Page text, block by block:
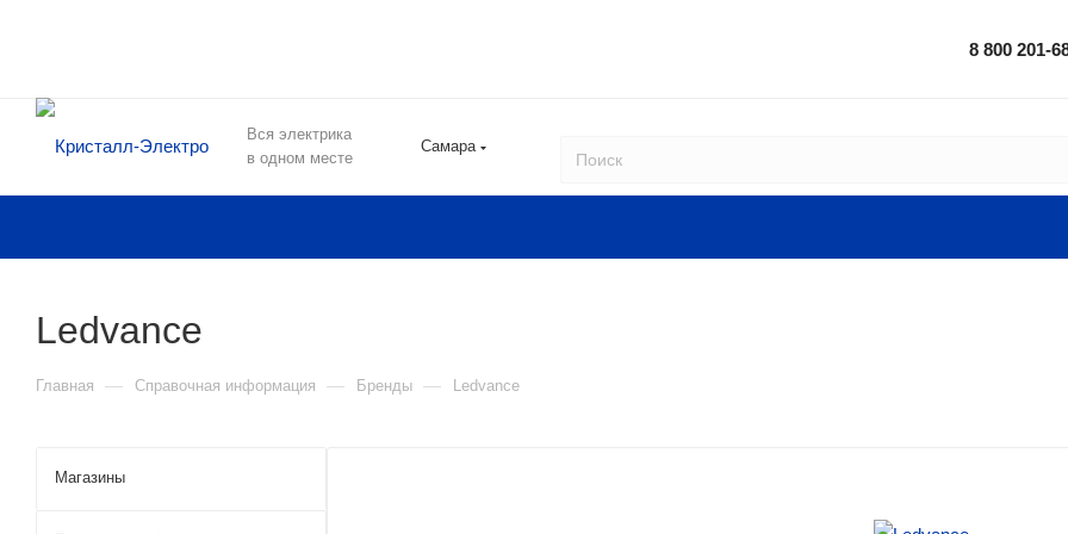
8 800 201-
Вся электрика
в одном месте
Самара
Ledvance
Главная — Справочная информация — Бренды — Ledvance
Магазины